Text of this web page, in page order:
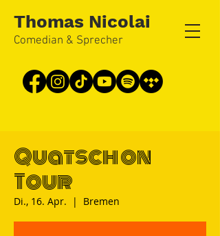
Thomas Nicolai
Comedian & Sprecher
Quatsch on
Tour
Di., 16. Apr.
  |
Bremen